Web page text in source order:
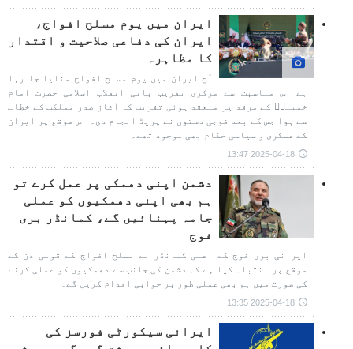
ایران میں یوم مسلح افواج،
ایران کی دفاعی صلاحیت و اقتدار
کا مظاہرہ
آج ایران میں یوم مسلح افواج منایا جا رہا
ہے اس مناسبت سے مرکزی تقریب بانی انقلاب اسلامی حضرت امام
خمینیؒ کے مرقد پر منعقد ہوئی تقریب کا آغاز صدر مملکت کے خطاب
سے ہوا جس کے بعد فوجی دستوں نے پریڈ انجام دی۔ اس موقع پر ایران
کے عسکری و سیاسی حکام بھی موجود تھے۔
2025-04-18 13:47
دشمن اپنی دھمکی پر عمل کرے تو
ہم بھی اپنی دھمکیوں کو عملی
جامہ پہنائیں گے، کمانڈر بری
فوج
ایرانی بری فوج کے اعلی کمانڈر نے مسلح افواج کے قومی دن کے
موقع پر انتباہ کیا ہے کہ دشمن کی جانب سے دھمکیوں کو عملی کرنے
کی صورت میں ہم بھی عملی طور پر جوابی اقدام کریں گے۔
2025-04-18 13:35
ایرانی سیکورٹی فورسز کی